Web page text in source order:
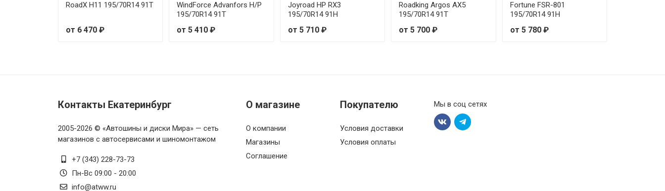
RoadX H11 195/70R14 91T
от 6 470 ₽
WindForce Advanfors H/P
195/70R14 91T
от 5 410 ₽
Joyroad HP RX3
195/70R14 91H
от 5 710 ₽
Roadking Argos AX5
195/70R14 91T
от 5 700 ₽
Fortune FSR-801
195/70R14 91H
от 5 780 ₽
Контакты Екатеринбург
2005-2026 © «Автошины и диски Мира» — сеть
магазинов с автосервисами и шиномонтажом
+7 (343) 228-73-73
Пн-Вс 09:00 - 20:00
info@atww.ru
О магазине
О компании
Магазины
Соглашение
Покупателю
Условия доставки
Условия оплаты
Мы в соц сетях